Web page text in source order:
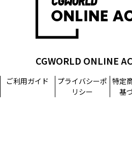
CGWORLD ONLINE
ご利用ガイド
プライバシーポ
リシー
特定
基